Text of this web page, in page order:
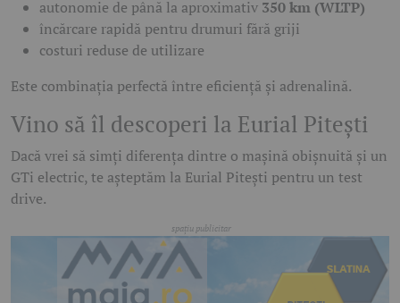
autonomie de până la aproximativ 350 km (WLTP)
încărcare rapidă pentru drumuri fără griji
costuri reduse de utilizare
Este combinația perfectă între eficiență și adrenalină.
Vino să îl descoperi la Eurial Pitești
Dacă vrei să simți diferența dintre o mașină obișnuită și un
GTi electric, te așteptăm la Eurial Pitești pentru un test
drive.